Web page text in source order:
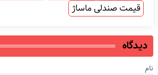
قیمت صندلی ماساژ
دیدگاه
نام